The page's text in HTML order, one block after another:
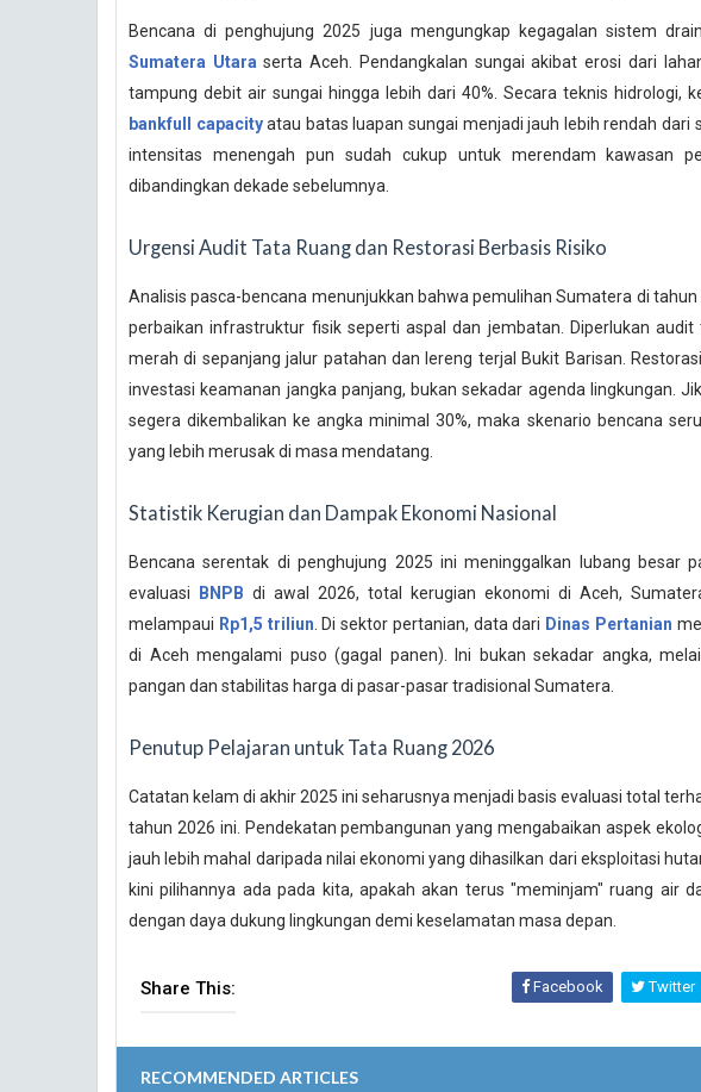
Bencana di penghujung 2025 juga mengungkap kegagalan sistem
Sumatera Utara serta Aceh. Pendangkalan sungai akibat erosi dari
tampung debit air sungai hingga lebih dari 40%. Secara teknis hidrologi,
bankfull capacityatau batas luapan sungai menjadi jauh lebih rendah dari
intensitas menengah pun sudah cukup untuk merendam kawasan
dibandingkan dekade sebelumnya.
Urgensi Audit Tata Ruang dan Restorasi Berbasis Risiko
Analisis pasca-bencana menunjukkan bahwa pemulihan Sumatera di
perbaikan infrastruktur fisik seperti aspal dan jembatan. Diperlukan
merah di sepanjang jalur patahan dan lereng terjal Bukit Barisan.
investasi keamanan jangka panjang, bukan sekadar agenda lingkungan.
segera dikembalikan ke angka minimal 30%, maka skenario bencana
yang lebih merusak di masa mendatang.
Statistik Kerugian dan Dampak Ekonomi Nasional
Bencana serentak di penghujung 2025 ini meninggalkan lubang besar
evaluasi
BNPB di awal 2026, total kerugian ekonomi di Aceh,
melampaui Rp1,5 triliun . Di sektor pertanian, data dari Dinas Pertanian
di Aceh mengalami puso (gagal panen). Ini bukan sekadar angka,
pangan dan stabilitas harga di pasar-pasar tradisional Sumatera.
Penutup Pelajaran untuk Tata Ruang 2026
Catatan kelam di akhir 2025 ini seharusnya menjadi basis evaluasi total
tahun 2026 ini. Pendekatan pembangunan yang mengabaikan aspek
jauh lebih mahal daripada nilai ekonomi yang dihasilkan dari eksploitasi
kini pilihannya ada pada kita, apakah akan terus "meminjam" ruang air
dengan daya dukung lingkungan demi keselamatan masa depan.
Share This: Facebook Twitter
RECOMMENDED ARTICLES